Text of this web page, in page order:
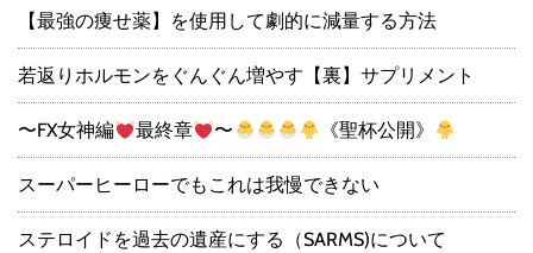
【最強の痩せ薬】を使用して劇的に減量する方法
若返りホルモンをぐんぐん増やす【裏】サプリメント
〜FX女神編 最終章 〜 《聖杯公開》
スーパーヒーローでもこれは我慢できない
ステロイドを過去の遺産にする（SARMS)について